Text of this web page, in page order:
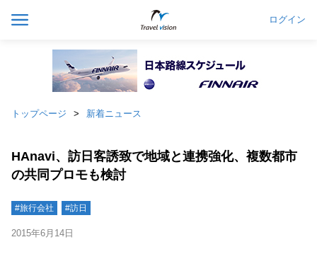
ログイン
トップページ 新着ニュース
HAnavi、訪日客誘致で地域と連携強化、複数都市
の共同プロモも検討
#旅行会社 #訪日
2015年6月14日